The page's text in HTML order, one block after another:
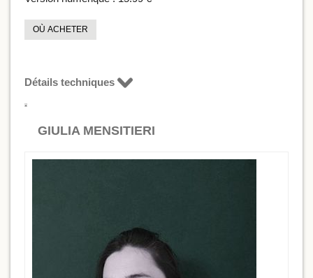
OÙ ACHETER
Détails techniques
GIULIA MENSITIERI